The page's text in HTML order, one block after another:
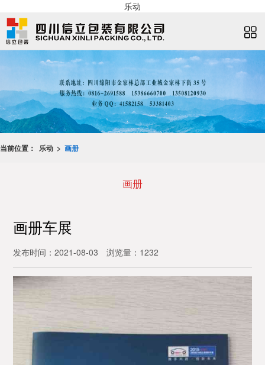
乐动
当前位置： 乐动 > 画册
画册
画册车展
发布时间：2021-08-03 浏览量：1232